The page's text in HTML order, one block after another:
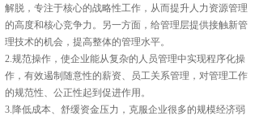
解脱，专注于核心的战略性工作，从而提升人力资源管理
的高度和核心竞争力。另一方面，给管理层提供接触新管
理技术的机会，提高整体的管理水平。
2.规范操作，使企业能从复杂的人员管理中实现程序化操
作，有效遏制随意性的薪资、员工关系管理，对管理工作
的规范性、公正性起到促进作用。
3.降低成本、舒缓资金压力，克服企业很多的规模经济弱